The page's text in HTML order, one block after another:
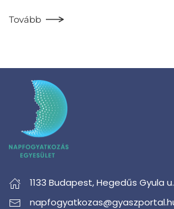
Tovább
1133 Budapest,Hegedűs Gyula